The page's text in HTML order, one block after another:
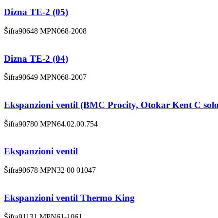
Dizna TE-2 (05)
Šifra90648 MPN068-2008
Dizna TE-2 (04)
Šifra90649 MPN068-2007
Ekspanzioni ventil (BMC Procity, Otokar Kent C
Šifra90780 MPN64.02.00.754
Ekspanzioni ventil
Šifra90678 MPN32 00 01047
Ekspanzioni ventil Thermo King